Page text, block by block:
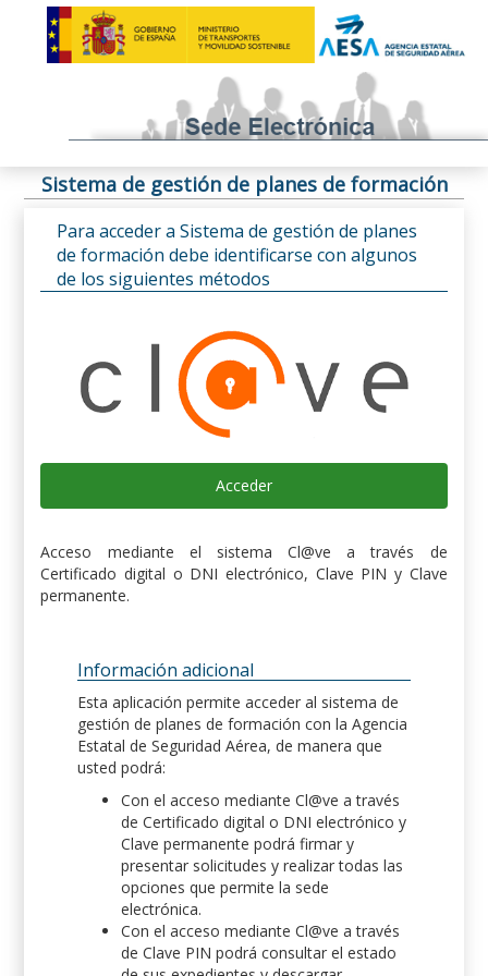
Sistema de gestión de planes de formación
Para acceder a Sistema de gestión de planes
de formación debe identificarse con algunos
de los siguientes métodos
Acceder
Acceso mediante el sistema Cl@ve a través de
Certificado digital o DNI electrónico, Clave PIN y Clave
permanente.
Información adicional
Esta aplicación permite acceder al sistema de
gestión de planes de formación con la Agencia
Estatal de Seguridad Aérea, de manera que
usted podrá:
Con el acceso mediante Cl@ve a través
de Certificado digital o DNI electrónico y
Clave permanente podrá firmar y
presentar solicitudes y realizar todas las
opciones que permite la sede
electrónica.
Con el acceso mediante Cl@ve a través
de Clave PIN podrá consultar el estado